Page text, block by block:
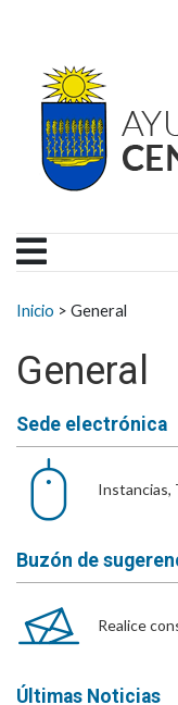
Buscar:
Inicio > General
General
Sede electrónica
Instancias,
Buzón de
Realice
Últimas Noticias